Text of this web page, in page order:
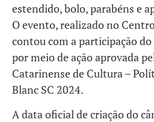
estendido, bolo, parabéns e
O evento, realizado no
contou com a participação
por meio de ação aprovada
Catarinense de Cultura –
Blanc SC 2024.
A data oficial de criação do